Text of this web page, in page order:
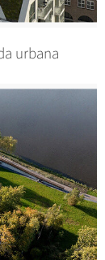
urbana